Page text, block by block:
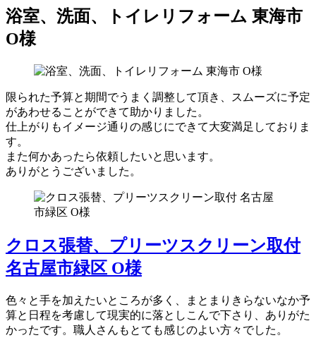
浴室、洗面、トイレリフォーム 東海市
O様
限られた予算と期間でうまく調整して頂き、スムーズに予定
があわせることができて助かりました。
仕上がりもイメージ通りの感じにできて大変満足しておりま
す。
また何かあったら依頼したいと思います。
ありがとうございました。
クロス張替、プリーツスクリーン取付
名古屋市緑区 O様
色々と手を加えたいところが多く、まとまりきらないなか予
算と日程を考慮して現実的に落としこんで下さり、ありがた
かったです。職人さんもとても感じのよい方々でした。